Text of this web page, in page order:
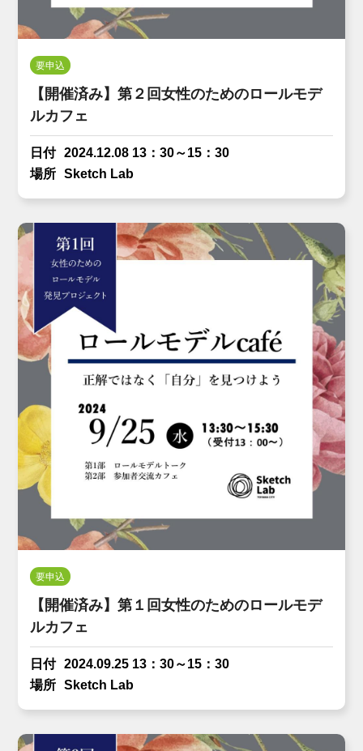
要申込
【開催済み】第２回女性のためのロールモデ
ルカフェ
日付 2024.12.08 13：30～15：30
場所
Sketch Lab
要申込
【開催済み】第１回女性のためのロールモデ
ルカフェ
日付 2024.09.25 13：30～15：30
場所
Sketch Lab